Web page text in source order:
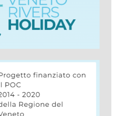
– POC
– Alterevo
Gestiti